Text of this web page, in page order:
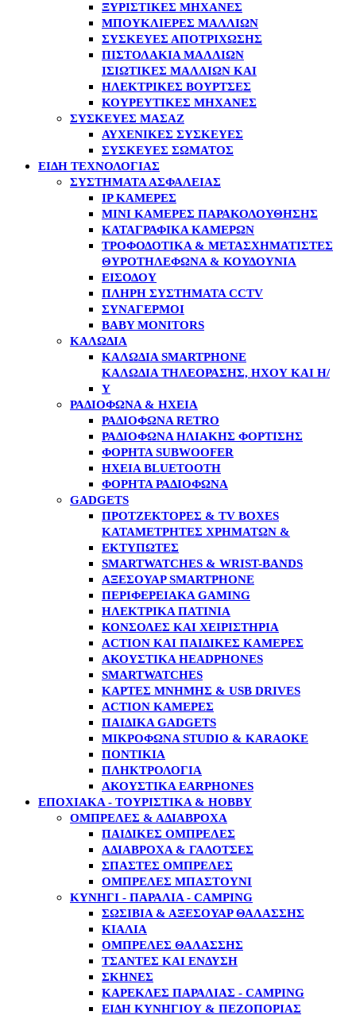
ΞΥΡΙΣΤΙΚΈΣ ΜΗΧΑΝΈΣ
ΜΠΟΥΚΛΙΈΡΕΣ ΜΑΛΛΙΏΝ
ΣΥΣΚΕΥΈΣ ΑΠΟΤΡΊΧΩΣΗΣ
ΠΙΣΤΟΛΆΚΙΑ ΜΑΛΛΙΏΝ
ΙΣΙΩΤΙΚΈΣ ΜΑΛΛΙΏΝ ΚΑΙ
ΗΛΕΚΤΡΙΚΈΣ ΒΟΎΡΤΣΕΣ
ΚΟΥΡΕΥΤΙΚΈΣ ΜΗΧΑΝΈΣ
ΣΥΣΚΕΥΈΣ ΜΑΣΆΖ
ΑΥΧΕΝΙΚΈΣ ΣΥΣΚΕΥΈΣ
ΣΥΣΚΕΥΈΣ ΣΏΜΑΤΟΣ
ΕΙΔΗ ΤΕΧΝΟΛΟΓΙΑΣ
ΣΥΣΤΉΜΑΤΑ ΑΣΦΑΛΕΊΑΣ
IP ΚΆΜΕΡΕΣ
MINI ΚΆΜΕΡΕΣ ΠΑΡΑΚΟΛΟΎΘΗΣΗΣ
ΚΑΤΑΓΡΑΦΙΚΆ ΚΑΜΕΡΏΝ
ΤΡΟΦΟΔΟΤΙΚΆ & ΜΕΤΑΣΧΗΜΑΤΙΣΤΈΣ
ΘΥΡΟΤΗΛΈΦΩΝΑ & ΚΟΥΔΟΎΝΙΑ
ΕΙΣΌΔΟΥ
ΠΛΉΡΗ ΣΥΣΤΉΜΑΤΑ CCTV
ΣΥΝΑΓΕΡΜΟΊ
BABY MONITORS
ΚΑΛΏΔΙΑ
ΚΑΛΏΔΙΑ SMARTPHONE
ΚΑΛΏΔΙΑ ΤΗΛΕΌΡΑΣΗΣ, ΉΧΟΥ ΚΑΙ Η/
Υ
ΡΑΔΙΌΦΩΝΑ & ΗΧΕΊΑ
ΡΑΔΙΌΦΩΝΑ RETRO
ΡΑΔΙΌΦΩΝΑ ΗΛΙΑΚΉΣ ΦΌΡΤΙΣΗΣ
ΦΟΡΗΤΆ SUBWOOFER
ΗΧΕΊΑ BLUETOOTH
ΦΟΡΗΤΆ ΡΑΔΙΌΦΩΝΑ
GADGETS
ΠΡΟΤΖΈΚΤΟΡΕΣ & TV BOXES
ΚΑΤΑΜΕΤΡΗΤΈΣ ΧΡΗΜΆΤΩΝ &
ΕΚΤΥΠΩΤΈΣ
SMARTWATCHES & WRIST-BANDS
ΑΞΕΣΟΥΆΡ SMARTPHONE
ΠΕΡΙΦΕΡΕΙΑΚΆ GAMING
ΗΛΕΚΤΡΙΚΆ ΠΑΤΊΝΙΑ
ΚΟΝΣΌΛΕΣ ΚΑΙ ΧΕΙΡΙΣΤΉΡΙΑ
ACTION ΚΑΙ ΠΑΙΔΙΚΈΣ ΚΆΜΕΡΕΣ
ΑΚΟΥΣΤΙΚΆ HEADPHONES
SMARTWATCHES
ΚΆΡΤΕΣ ΜΝΉΜΗΣ & USB DRIVES
ACTION ΚΆΜΕΡΕΣ
ΠΑΙΔΙΚΆ GADGETS
ΜΙΚΡΌΦΩΝΑ STUDIO & KARAOKE
ΠΟΝΤΊΚΙΑ
ΠΛΗΚΤΡΟΛΌΓΙΑ
ΑΚΟΥΣΤΙΚΆ EARPHONES
ΕΠΟΧΙΑΚΑ - ΤΟΥΡΙΣΤΙΚΑ & HOBBY
ΟΜΠΡΈΛΕΣ & ΑΔΙΆΒΡΟΧΑ
ΠΑΙΔΙΚΈΣ ΟΜΠΡΈΛΕΣ
ΑΔΙΆΒΡΟΧΑ & ΓΑΛΌΤΣΕΣ
ΣΠΑΣΤΈΣ ΟΜΠΡΈΛΕΣ
ΟΜΠΡΈΛΕΣ ΜΠΑΣΤΟΎΝΙ
ΚΥΝΉΓΙ - ΠΑΡΑΛΊΑ - CAMPING
ΣΩΣΊΒΙΑ & ΑΞΕΣΟΥΆΡ ΘΑΛΆΣΣΗΣ
ΚΙΆΛΙΑ
ΟΜΠΡΈΛΕΣ ΘΑΛΆΣΣΗΣ
ΤΣΆΝΤΕΣ ΚΑΙ ΈΝΔΥΣΗ
ΣΚΗΝΈΣ
ΚΑΡΈΚΛΕΣ ΠΑΡΑΛΊΑΣ - CAMPING
ΕΊΔΗ ΚΥΝΗΓΙΟΎ & ΠΕΖΟΠΟΡΊΑΣ